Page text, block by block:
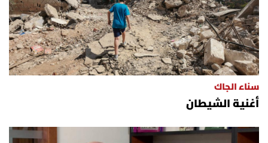
سناء الجاك
أغنية الشيطان